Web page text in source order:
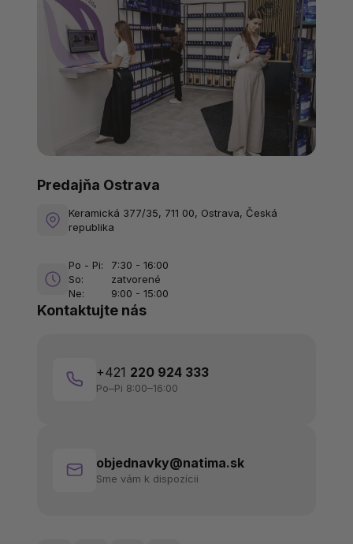
Kontaktujte nás
+421 220 924 333
Po–Pi 8:00–16:00
objednavky@natima.sk
Sme vám k dispozícii
Predajňa Ostrava
Keramická 377/35, 711 00, Ostrava, Česká
republika
Po - Pi:
7:30 - 16:00
So:
zatvorené
Ne:
9:00 - 15:00